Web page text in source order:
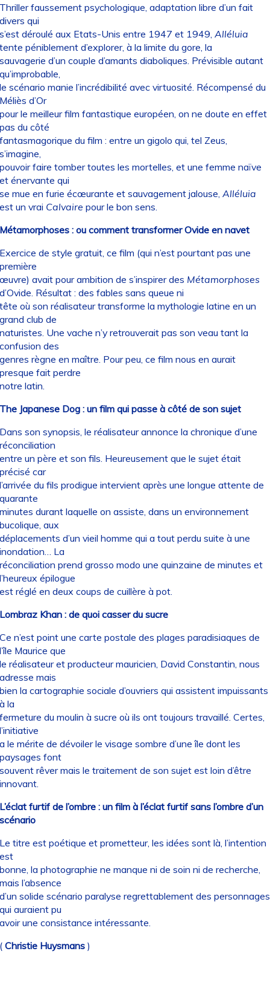
faussement psychologique, adaptation libre d’un fait
qui
déroulé aux Etats-Unis entre 1947 et 1949, Alléluia
péniblement d’explorer, à la limite du gore, la
d’un couple d’amants diaboliques. Prévisible autant
scénario manie l’incrédibilité avec virtuosité. Récompensé du
d’Or
le meilleur film fantastique européen, on ne doute en effet
du côté
du film : entre un gigolo qui, tel Zeus,
faire tomber toutes les mortelles, et une femme naïve
énervante qui
mue en furie écœurante et sauvagement jalouse, Alléluia
un vrai Calvaire pour le bon sens.
: ou comment transformer Ovide en navet
de style gratuit, ce film (qui n’est pourtant pas une
avait pour ambition de s’inspirer des Métamorphoses
Résultat : des fables sans queue ni
où son réalisateur transforme la mythologie latine en un
club de
Une vache n’y retrouverait pas son veau tant la
des
règne en maître. Pour peu, ce film nous en aurait
fait perdre
latin.
Japanese Dog : un film qui passe à côté de son sujet
son synopsis, le réalisateur annonce la chronique d’une
un père et son fils. Heureusement que le sujet était
car
du fils prodigue intervient après une longue attente de
durant laquelle on assiste, dans un environnement
aux
d’un vieil homme qui a tout perdu suite à une
La
prend grosso modo une quinzaine de minutes et
épilogue
réglé en deux coups de cuillère à pot.
Khan : de quoi casser du sucre
n’est point une carte postale des plages paradisiaques de
Maurice que
réalisateur et producteur mauricien, David Constantin, nous
mais
la cartographie sociale d’ouvriers qui assistent impuissants
la
du moulin à sucre où ils ont toujours travaillé. Certes,
le mérite de dévoiler le visage sombre d’une île dont les
font
rêver mais le traitement de son sujet est loin d’être
furtif de l’ombre : un film à l’éclat furtif sans l’ombre d’un
titre est poétique et prometteur, les idées sont là, l’intention
la photographie ne manque ni de soin ni de recherche,
l’absence
solide scénario paralyse regrettablement des personnages
auraient pu
une consistance intéressante.
Christie Huysmans)